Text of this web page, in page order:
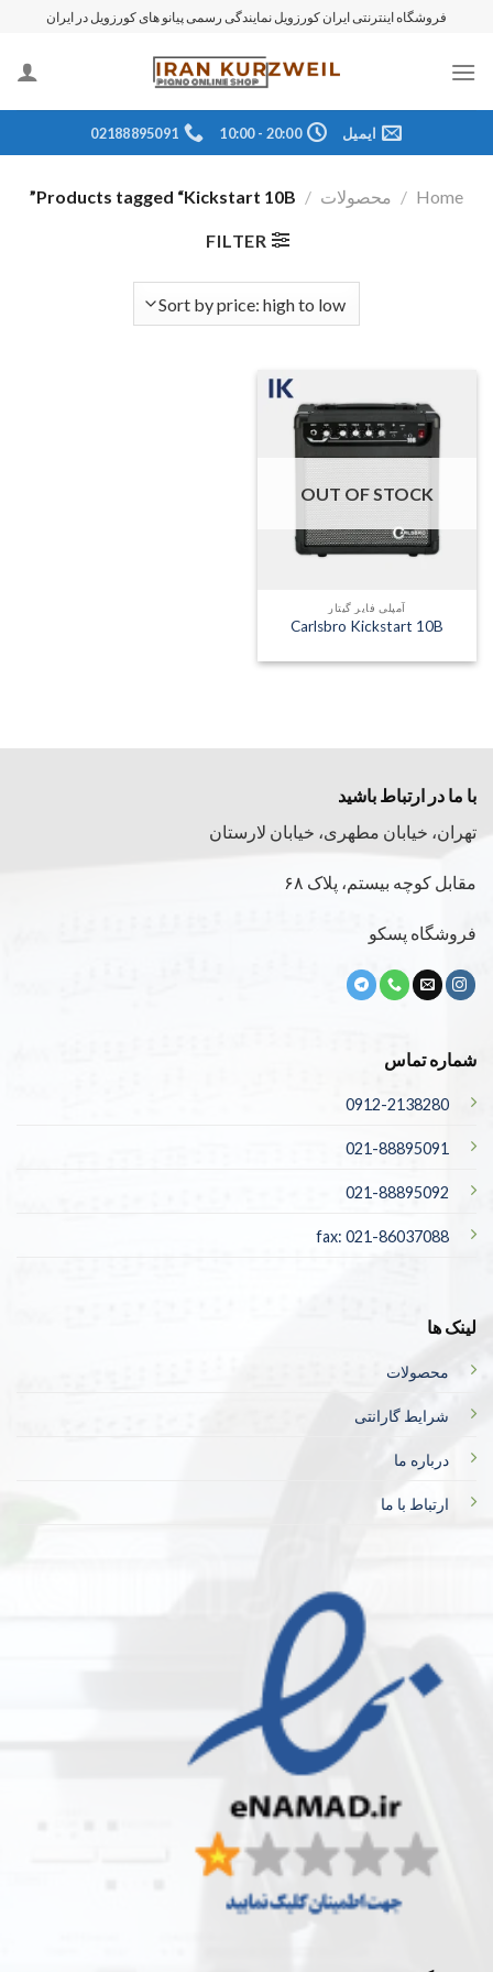
محتوا
فروشگاه اینترنتی ایران کورزویل نمایندگی رسمی پیانو های کورزویل در ایران
ایمیل 20:00 - 10:00
02188895091
Home
/ محصولات /
FILTER
OUT OF STOCK
آمپلی فایر گیتار
Carlsbro Kickstart 10B
با ما در ارتباط باشید
تهران، خیابان مطهری، خیابان لارستان
مقابل کوچه بیستم، پلاک ۶۸
فروشگاه پسکو
شماره تماس
0912-2138280
021-88895091
021-88895092
fax: 021-86037088
لینک ها
محصولات
شرایط گارانتی
درباره ما
ارتباط با ما